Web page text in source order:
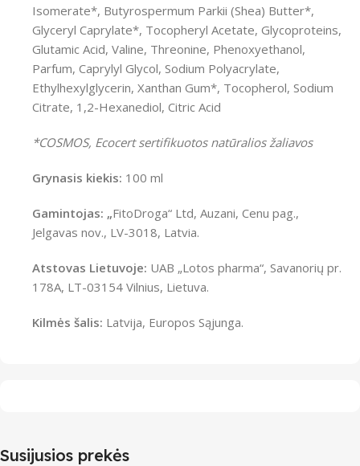
Isomerate*, Butyrospermum Parkii (Shea) Butter*,
Glyceryl Caprylate*, Tocopheryl Acetate, Glycoproteins,
Glutamic Acid, Valine, Threonine, Phenoxyethanol,
Parfum, Caprylyl Glycol, Sodium Polyacrylate,
Ethylhexylglycerin, Xanthan Gum*, Tocopherol, Sodium
Citrate, 1,2-Hexanediol, Citric Acid
*COSMOS, Ecocert sertifikuotos natūralios žaliavos
Grynasis kiekis: 100 ml
Gamintojas: „FitoDroga“ Ltd, Auzani, Cenu pag.,
Jelgavas nov., LV-3018, Latvia.
Atstovas Lietuvoje: UAB „Lotos pharma“, Savanorių pr.
178A, LT-03154 Vilnius, Lietuva.
Kilmės šalis: Latvija, Europos Sąjunga.
Susijusios prekės